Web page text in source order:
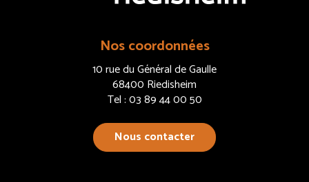
Nos coordonnées
10 rue du Général de Gaulle
68400 Riedisheim
Tel : 03 89 44 00 50
Nous contacter